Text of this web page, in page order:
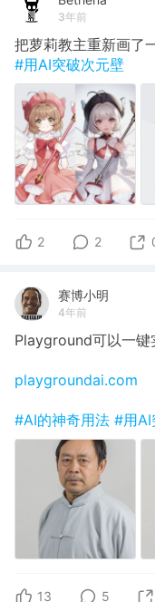
3年前
把萝莉教主重新画了
#用AI突破次元壁
2 2
赛博小明
4年前
Playground可以一键
playgroundai.com
#AI的神奇用法 #用AI
13 5